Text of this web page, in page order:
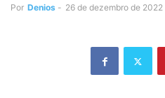
Por Denios - 26 de dezembro de 2022